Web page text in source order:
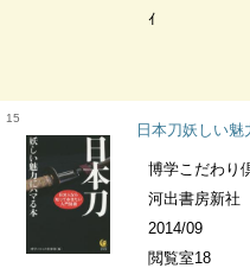
ｲ
15
日本刀妖しい魅力にハ
博学こだわり
河出書房新社
2014/09
閲覧室18